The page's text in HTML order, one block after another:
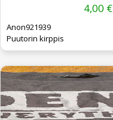
4,00 €
Anon921939
Puutorin kirppis